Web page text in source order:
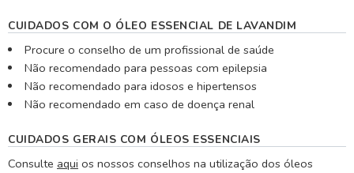
CUIDADOS COM O ÓLEO ESSENCIAL DE LAVANDIM
Procure o conselho de um profissional de saúde
Não recomendado para pessoas com epilepsia
Não recomendado para idosos e hipertensos
Não recomendado em caso de doença renal
CUIDADOS GERAIS COM ÓLEOS ESSENCIAIS
Consulte aqui os nossos conselhos na utilização dos óleos